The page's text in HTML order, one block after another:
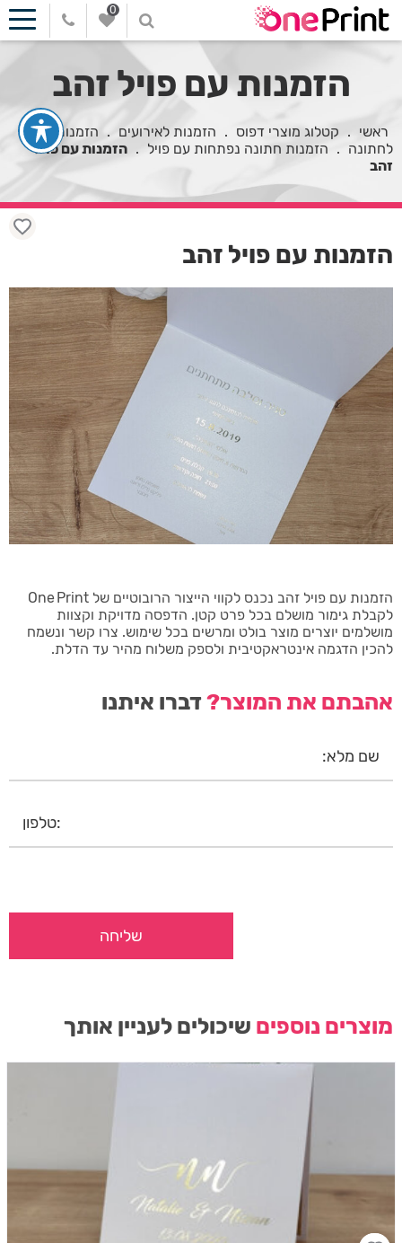
0
הזמנות עם פויל זהב
ראשי . קטלוג מוצרי דפוס . הזמנות לאירועים . הזמנות
לחתונה . הזמנות חתונה נפתחות עם פויל . הזמנות עם פויל
זהב
הזמנות עם פויל זהב נכנס לקווי הייצור הרובוטיים של One Print
לקבלת גימור מושלם בכל פרט קטן. הדפסה מדויקת וקצוות
מושלמים יוצרים מוצר בולט ומרשים בכל שימוש. צרו קשר ונשמח
להכין הדגמה אינטראקטיבית ולספק משלוח מהיר עד הדלת.
אהבתם את המוצר?דברו איתנו
הזמנות עם פויל זהב
מוצרים נוספים שיכולים לעניין אותך